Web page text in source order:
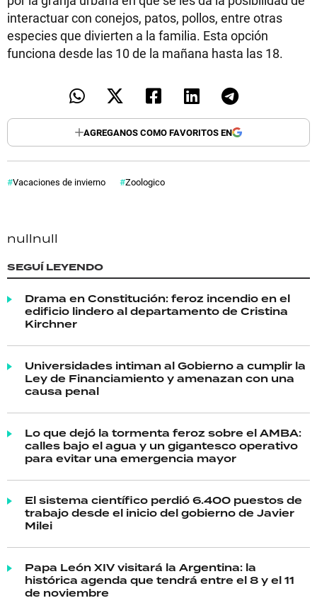
interactuar con conejos, patos, pollos, entre otras
especies que divierten a la familia. Esta opción
funciona desde las 10 de la mañana hasta las 18.
AGREGANOS COMO FAVORITOS EN
Vacaciones de invierno Zoologico
nullnull
SEGUÍ LEYENDO
Drama en Constitución: feroz incendio en el
edificio lindero al departamento de Cristina
Kirchner
Universidades intiman al Gobierno a cumplir la
Ley de Financiamiento y amenazan con una
causa penal
Lo que dejó la tormenta feroz sobre el AMBA:
calles bajo el agua y un gigantesco operativo
para evitar una emergencia mayor
El sistema científico perdió 6.400 puestos de
trabajo desde el inicio del gobierno de Javier
Milei
Papa León XIV visitará la Argentina: la
histórica agenda que tendrá entre el 8 y el 11
de noviembre